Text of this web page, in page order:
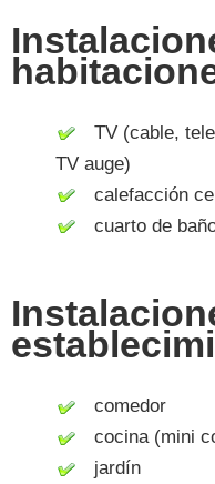
TV (cable,
TV auge)
calefacción
cuarto de
comedor
cocina (mini
jardín